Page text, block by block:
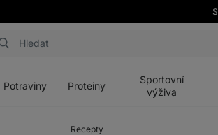
Potraviny Proteiny
Sportovní
výživa
Recepty